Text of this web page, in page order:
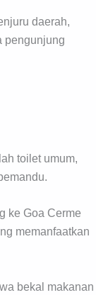
daerah,
pengunjung
toilet umum,
ke Goa Cerme
memanfaatkan
bekal makanan